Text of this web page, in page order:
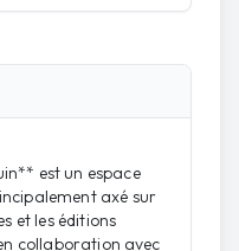
est un espace
axé sur
et les éditions
collaboration avec